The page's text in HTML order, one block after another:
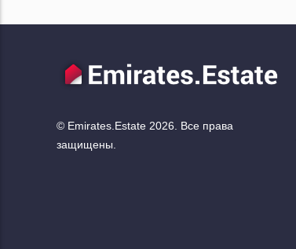
© Emirates.Estate 2026. Все права
защищены.